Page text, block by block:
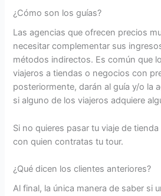
¿Cómo son los guías?
Las agencias que ofrecen precios
necesitar complementar sus
métodos indirectos. Es común que
viajeros a tiendas o negocios con
posteriormente, darán al guía y/o la
si alguno de los viajeros adquiere
Si no quieres pasar tu viaje de
con quien contratas tu tour.
¿Qué dicen los clientes anteriores?
Al final, la única manera de saber si